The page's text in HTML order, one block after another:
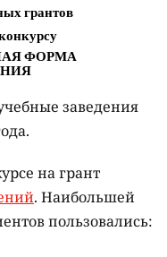
заведения
на грант
. Наибольшей
пользовались: